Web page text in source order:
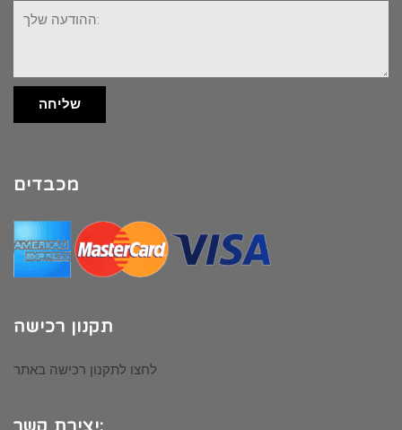
ההודעה
שלך:
שליחה
מכבדים
תקנון רכישה
לחצו לתקנון רכישה באתר
יצירת קשר: